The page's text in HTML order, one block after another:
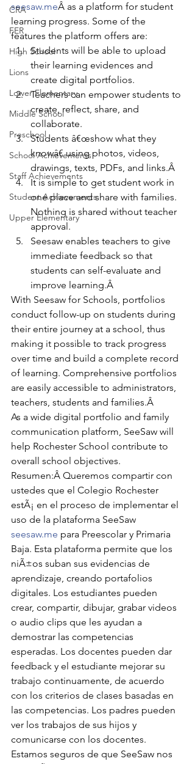
CRA
FER
High School
Lions
Lower Elementary
Middle School
Preschool
School Achievements
Staff Achievements
Student Achievements
Upper Elementary
seesaw.meÂ as a platform for student
learning progress. Some of the
features the platform offers are:
Students will be able to upload
their learning evidences and
create digital portfolios.
Teachers can empower students to
create, reflect, share, and
collaborate.
Students â€œshow what they
knowâ€ using photos, videos,
drawings, texts, PDFs, and links.Â
It is simple to get student work in
one place and share with families.
Nothing is shared without teacher
approval.
Seesaw enables teachers to give
immediate feedback so that
students can self-evaluate and
improve learning.Â
With Seesaw for Schools, portfolios
conduct follow-up on students during
their entire journey at a school, thus
making it possible to track progress
over time and build a complete record
of learning. Comprehensive portfolios
are easily accessible to administrators,
teachers, students and families.Â
As a wide digital portfolio and family
communication platform, SeeSaw will
help Rochester School contribute to
overall school objectives.
Resumen:Â Queremos compartir con
ustedes que el Colegio Rochester
estÃ¡ en el proceso de implementar el
uso de la plataforma SeeSaw
seesaw.me para Preescolar y Primaria
Baja. Esta plataforma permite que los
niÃ±os suban sus evidencias de
aprendizaje, creando portafolios
digitales. Los estudiantes pueden
crear, compartir, dibujar, grabar videos
o audio clips que les ayudan a
demostrar las competencias
esperadas. Los docentes pueden dar
feedback y el estudiante mejorar su
trabajo continuamente, de acuerdo
con los criterios de clases basadas en
las competencias. Los padres pueden
ver los trabajos de sus hijos y
comunicarse con los docentes.
Estamos seguros de que SeeSaw nos